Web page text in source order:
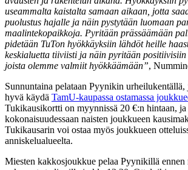
useammalta kaistalta samaan aikaan, jotta
puolustus hajalle ja näin pystytään luomaan
maalintekopaikkoja. Pyritään prässäämään
pidetään TuTon hyökkäyksiin lähdöt heille
keskialuetta tiiviisti ja näin pyritään positiivisiin
joista olemme valmiit hyökkäämään”,
Sunnuntaina pelataan Pyynikin urheilukentällä,
hyvä käydä TamU-kaupassa ostamassa
Tukikausikortti on myynnissä 20 €:n hintaan, ja
kokonaisuudessaan naisten joukkueen
Tukikausarin voi ostaa myös joukkueen
anniskelualueelta.
Miesten kakkosjoukkue pelaa Pyynikillä ennen